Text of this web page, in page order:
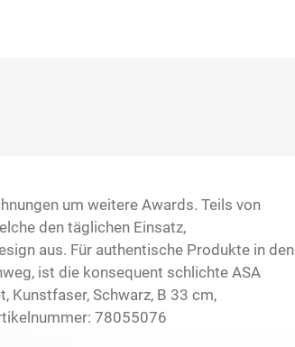
um weitere Awards. Teils von
den täglichen Einsatz,
aus. Für authentische Produkte in den
ist die konsequent schlichte ASA
Kunstfaser, Schwarz, B 33 cm,
78055076